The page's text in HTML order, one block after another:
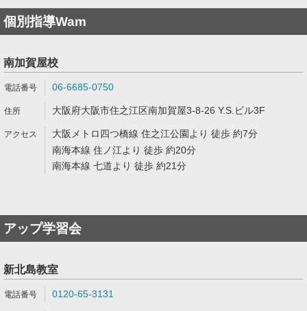
個別指導Wam
南加賀屋校
06-6685-0750
大阪府大阪市住之江区南加賀屋3-8-26 Y.S.ビル3F
大阪メトロ四つ橋線 住之江公園より 徒歩 約7分
南海本線 住ノ江より 徒歩 約20分
南海本線 七道より 徒歩 約21分
アップ学習会
新北島教室
0120-65-3131